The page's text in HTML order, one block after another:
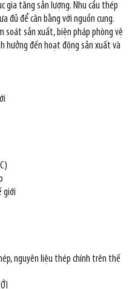
gia tăng sản lượng. Nhu cầu thép
đủ để cân bằng với nguồn cung.
soát sản xuất, biện pháp phòng vệ
hưởng đến hoạt động sản xuất và
giới
nguyên liệu thép chính trên thế